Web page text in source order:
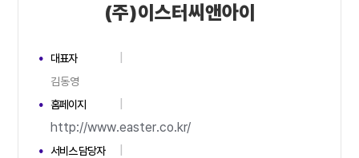
(주)이스터씨앤아이
대표자
김동영
홈페이지
http://www.easter.co.kr/
서비스 담당자